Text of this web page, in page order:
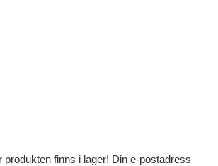
finns i lager! Din e-postadress